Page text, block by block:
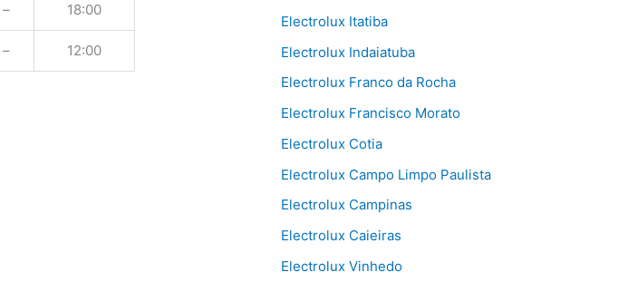
– 18:00
– 12:00
Electrolux Itatiba
Electrolux Indaiatuba
Electrolux Franco da Rocha
Electrolux Francisco Morato
Electrolux Cotia
Electrolux Campo Limpo Paulista
Electrolux Campinas
Electrolux Caieiras
Electrolux Vinhedo